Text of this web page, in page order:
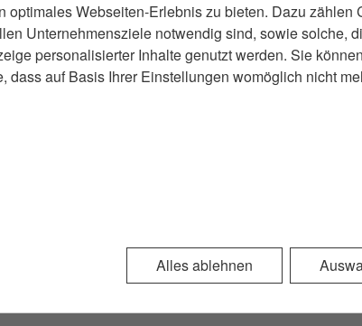
im Darlehens- und Kreditrecht
persönliche Betreuung
Termine in Berlin-Charlottenburg
Salman steht für kompetente,
finanziellen und rechtlichen Interessen
optimales Webseiten-Erlebnis zu bieten. Dazu zählen
Unternehmensziele notwendig sind, sowie solche,
personalisierter Inhalte genutzt werden. Sie
dass auf Basis Ihrer Einstellungen womöglich nicht
Alles ablehnen